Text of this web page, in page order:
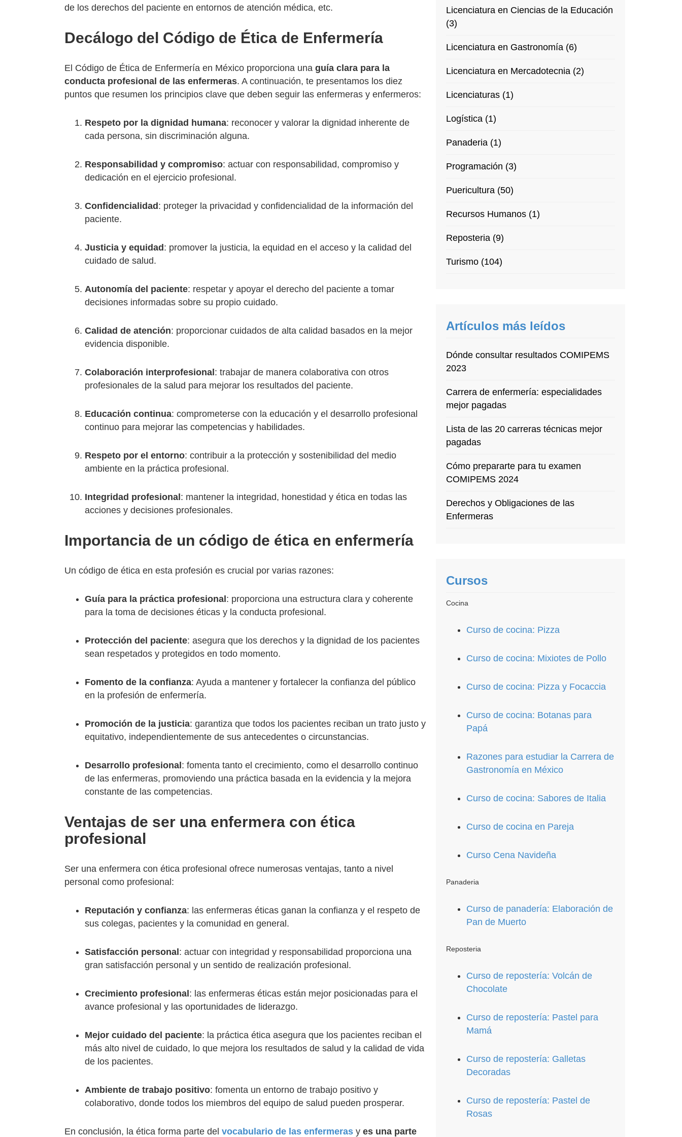
de los derechos del paciente en entornos de atención médica, etc.
Decálogo del Código de Ética de Enfermería
El Código de Ética de Enfermería en México proporciona una guía clara para la
conducta profesional de las enfermeras. A continuación, te presentamos los diez
puntos que resumen los principios clave que deben seguir las enfermeras y enfermeros:
Respeto por la dignidad humana: reconocer y valorar la dignidad inherente de
cada persona, sin discriminación alguna.
Responsabilidad y compromiso: actuar con responsabilidad, compromiso y
dedicación en el ejercicio profesional.
Confidencialidad : proteger la privacidad y confidencialidad de la información del
paciente.
Justicia y equidad : promover la justicia, la equidad en el acceso y la calidad del
cuidado de salud.
Autonomía del paciente: respetar y apoyar el derecho del paciente a tomar
decisiones informadas sobre su propio cuidado.
Calidad de atención: proporcionar cuidados de alta calidad basados en la mejor
evidencia disponible.
Colaboración interprofesional : trabajar de manera colaborativa con otros
profesionales de la salud para mejorar los resultados del paciente.
Educación continua: comprometerse con la educación y el desarrollo profesional
continuo para mejorar las competencias y habilidades.
Respeto por el entorno: contribuir a la protección y sostenibilidad del medio
ambiente en la práctica profesional.
Integridad profesional : mantener la integridad, honestidad y ética en todas las
acciones y decisiones profesionales.
Importancia de un código de ética en enfermería
Un código de ética en esta profesión es crucial por varias razones:
Guía para la práctica profesional : proporciona una estructura clara y coherente
para la toma de decisiones éticas y la conducta profesional.
Protección del paciente: asegura que los derechos y la dignidad de los pacientes
sean respetados y protegidos en todo momento.
Fomento de la confianza: Ayuda a mantener y fortalecer la confianza del público
en la profesión de enfermería.
Promoción de la justicia: garantiza que todos los pacientes reciban un trato justo y
equitativo, independientemente de sus antecedentes o circunstancias.
Desarrollo profesional : fomenta tanto el crecimiento, como el desarrollo continuo
de las enfermeras, promoviendo una práctica basada en la evidencia y la mejora
constante de las competencias.
Ventajas de ser una enfermera con ética
profesional
Ser una enfermera con ética profesional ofrece numerosas ventajas, tanto a nivel
personal como profesional:
Reputación y confianza: las enfermeras éticas ganan la confianza y el respeto de
sus colegas, pacientes y la comunidad en general.
Satisfacción personal : actuar con integridad y responsabilidad proporciona una
gran satisfacción personal y un sentido de realización profesional.
Crecimiento profesional : las enfermeras éticas están mejor posicionadas para el
avance profesional y las oportunidades de liderazgo.
Mejor cuidado del paciente: la práctica ética asegura que los pacientes reciban el
más alto nivel de cuidado, lo que mejora los resultados de salud y la calidad de vida
de los pacientes.
Ambiente de trabajo positivo: fomenta un entorno de trabajo positivo y
colaborativo, donde todos los miembros del equipo de salud pueden prosperar.
En conclusión, la ética forma parte del vocabulario de las enfermeras y es una parte
Licenciatura en Ciencias de la Educación
(3)
Licenciatura en Gastronomía (6)
Licenciatura en Mercadotecnia (2)
Licenciaturas (1)
Logística (1)
Panaderia (1)
Programación (3)
Puericultura (50)
Recursos Humanos (1)
Reposteria (9)
Turismo (104)
Artículos más leídos
Dónde consultar resultados COMIPEMS
2023
Carrera de enfermería: especialidades
mejor pagadas
Lista de las 20 carreras técnicas mejor
pagadas
Cómo prepararte para tu examen
COMIPEMS 2024
Derechos y Obligaciones de las
Enfermeras
Cursos
Cocina
Curso de cocina: Pizza
Curso de cocina: Mixiotes de Pollo
Curso de cocina: Pizza y Focaccia
Curso de cocina: Botanas para
Papá
Razones para estudiar la Carrera de
Gastronomía en México
Curso de cocina: Sabores de Italia
Curso de cocina en Pareja
Curso Cena Navideña
Panaderia
Curso de panadería: Elaboración de
Pan de Muerto
Reposteria
Curso de repostería: Volcán de
Chocolate
Curso de repostería: Pastel para
Mamá
Curso de repostería: Galletas
Decoradas
Curso de repostería: Pastel de
Rosas